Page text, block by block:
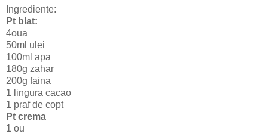
Ingrediente:
Pt blat:
4oua
50ml ulei
100ml apa
180g zahar
200g faina
1 lingura cacao
1 praf de copt
Pt crema
1 ou